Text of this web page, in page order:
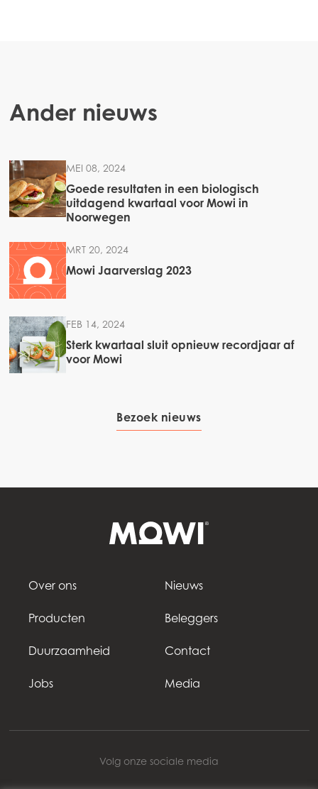
Ander nieuws
MEI 08, 2024
Goede resultaten in een biologisch
uitdagend kwartaal voor Mowi in
Noorwegen
MRT 20, 2024
Mowi Jaarverslag 2023
FEB 14, 2024
Sterk kwartaal sluit opnieuw recordjaar af
voor Mowi
Bezoek nieuws
Over ons
Producten
Duurzaamheid
Jobs
Nieuws
Beleggers
Contact
Media
Volg onze sociale media